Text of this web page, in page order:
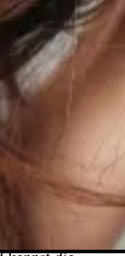
und die
Prinzip wie
Plättchen
Ist die
spröde und
abstehen
kann.